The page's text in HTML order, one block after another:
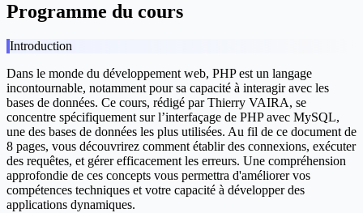
Programme du cours
Introduction
Dans le monde du développement web, PHP est un langage
incontournable, notamment pour sa capacité à interagir avec les
bases de données. Ce cours, rédigé par Thierry VAIRA, se
concentre spécifiquement sur l’interfaçage de PHP avec MySQL,
une des bases de données les plus utilisées. Au fil de ce document de
8 pages, vous découvrirez comment établir des connexions, exécuter
des requêtes, et gérer efficacement les erreurs. Une compréhension
approfondie de ces concepts vous permettra d'améliorer vos
compétences techniques et votre capacité à développer des
applications dynamiques.